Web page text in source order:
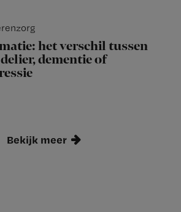
het verschil tussen
dementie of
Bekijk meer